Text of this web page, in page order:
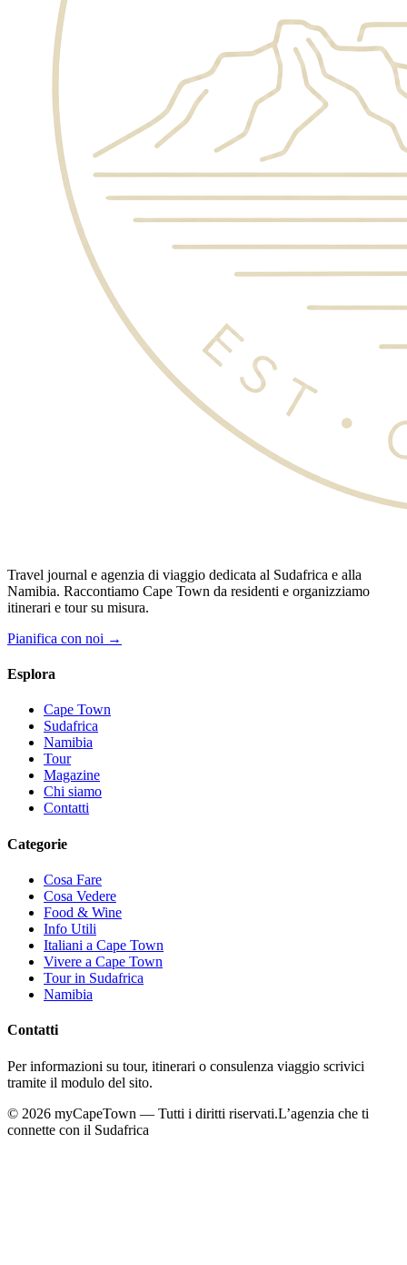
Travel journal e agenzia di viaggio dedicata al Sudafrica e alla
Namibia. Raccontiamo Cape Town da residenti e organizziamo
itinerari e tour su misura.
Pianifica con noi →
Esplora
Cape Town
Sudafrica
Namibia
Tour
Magazine
Chi siamo
Contatti
Categorie
Cosa Fare
Cosa Vedere
Food & Wine
Info Utili
Italiani a Cape Town
Vivere a Cape Town
Tour in Sudafrica
Namibia
Contatti
Per informazioni su tour, itinerari o consulenza viaggio scrivici
tramite il modulo del sito.
© 2026 myCapeTown — Tutti i diritti riservati.L’agenzia che ti
connette con il Sudafrica